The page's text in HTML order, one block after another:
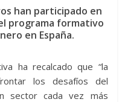
han participado en
programa formativo
en España.
ha recalcado que “la
los desafíos del
sector cada vez más